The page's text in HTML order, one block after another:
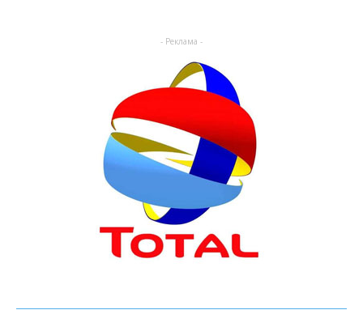
- Реклама -